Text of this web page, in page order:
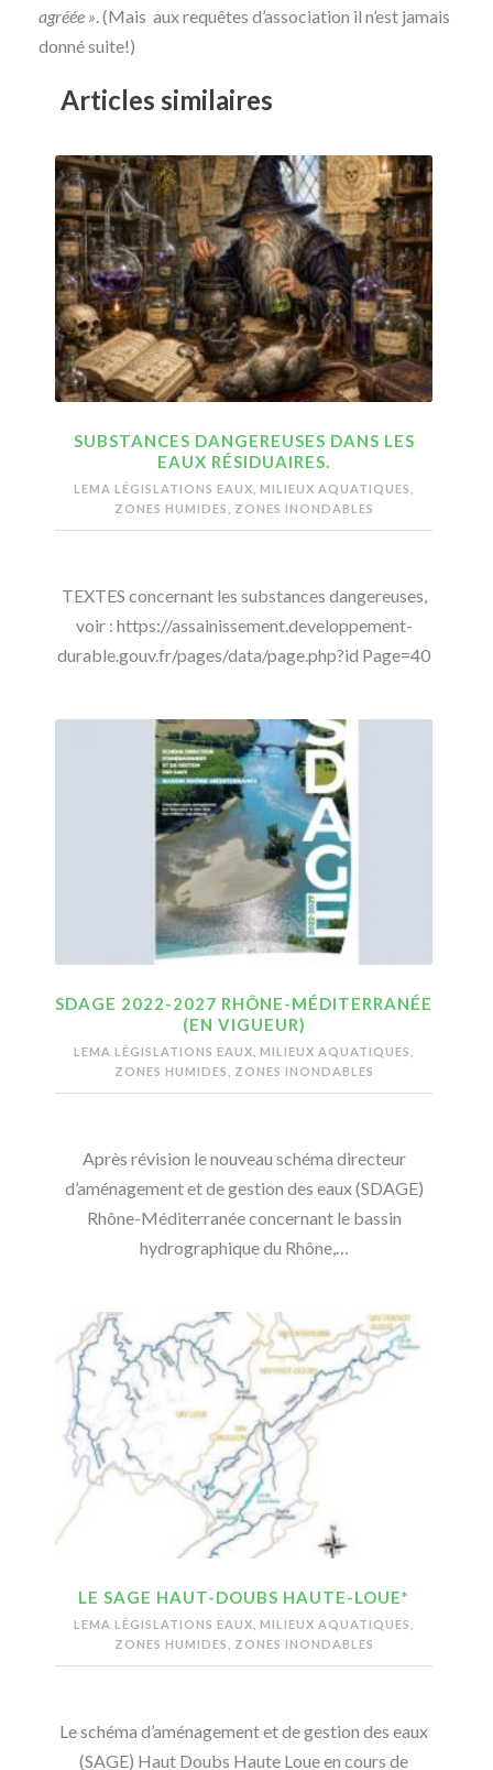
agréée ». (Mais aux requêtes d’association il n’est jamais
donné suite!)
Articles similaires
SUBSTANCES DANGEREUSES DANS LES
EAUX RÉSIDUAIRES.
LEMA LÉGISLATIONS EAUX, MILIEUX AQUATIQUES,
ZONES HUMIDES, ZONES INONDABLES
TEXTES concernant les substances dangereuses,
voir : https://assainissement.developpement-
durable.gouv.fr/pages/data/page.php?id Page=40
SDAGE 2022-2027 RHÔNE-MÉDITERRANÉE
(EN VIGUEUR)
LEMA LÉGISLATIONS EAUX, MILIEUX AQUATIQUES,
ZONES HUMIDES, ZONES INONDABLES
Après révision le nouveau schéma directeur
d’aménagement et de gestion des eaux (SDAGE)
Rhône-Méditerranée concernant le bassin
hydrographique du Rhône,…
LE SAGE HAUT-DOUBS HAUTE-LOUE*
LEMA LÉGISLATIONS EAUX, MILIEUX AQUATIQUES,
ZONES HUMIDES, ZONES INONDABLES
Le schéma d’aménagement et de gestion des eaux
(SAGE) Haut Doubs Haute Loue en cours de